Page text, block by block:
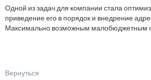
Одной из задач для компании стала
приведение его в порядок и внедрение
Максимально возможным малобюджетным
Вернуться